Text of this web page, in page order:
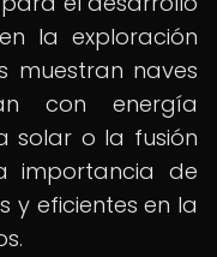
la exploración
muestran naves
con energía
solar o la fusión
importancia de
eficientes en la